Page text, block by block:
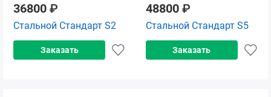
36800 ₽
Стальной Стандарт S2
Заказать
48800 ₽
Стальной Стандарт S5
Заказать